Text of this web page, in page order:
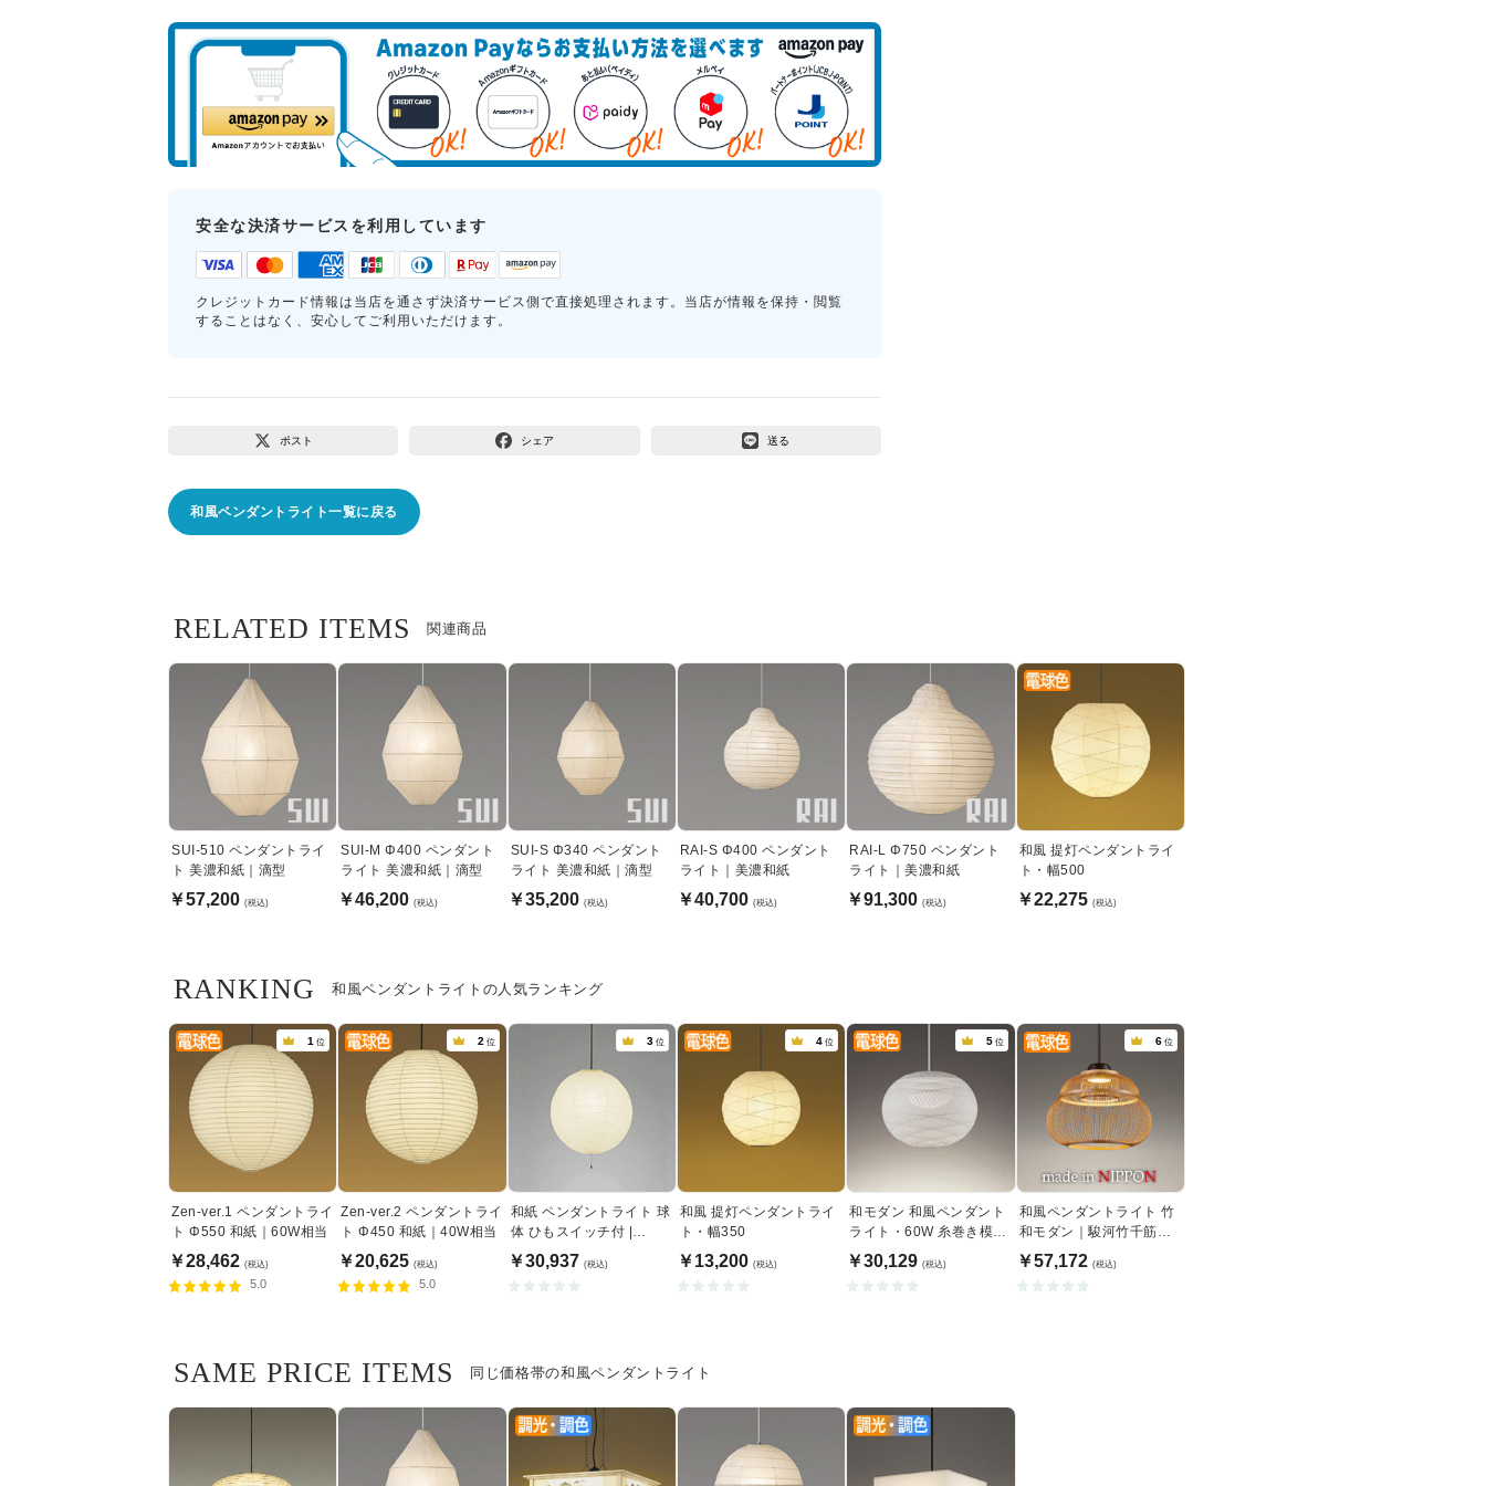
安全な決済サービスを利用しています
クレジットカード情報は当店を通さず決済サービス側で直接処理されます。当店が情報を保持・閲覧
することはなく、安心してご利用いただけます。
ポスト シェア 送る
和風ペンダントライト一覧に戻る
関連商品
RELATED ITEMS
SUI-510 ペンダントライ
ト 美濃和紙｜滴型
￥57,200 (税込)
SUI-M Φ400 ペンダント
ライト 美濃和紙｜滴型
￥46,200 (税込)
SUI-S Φ340 ペンダント
ライト 美濃和紙｜滴型
￥35,200 (税込)
RAI-S Φ400 ペンダント
ライト｜美濃和紙
￥40,700 (税込)
RAI-L Φ750 ペンダント
ライト｜美濃和紙
￥91,300 (税込)
和風 提灯ペンダントライ
ト・幅500
￥22,275 (税込)
和風ペンダントライトの人気ランキング
RANKING
1 位
Zen-ver.1 ペンダントライ
ト Φ550 和紙｜60W相当
￥28,462 (税込)
5.0
2 位
Zen-ver.2 ペンダントライ
ト Φ450 和紙｜40W相当
￥20,625 (税込)
5.0
3 位
和紙 ペンダントライト 球
体 ひもスイッチ付 |
200W相当・黒コード
￥30,937 (税込)
4 位
和風 提灯ペンダントライ
ト・幅350
￥13,200 (税込)
5 位
和モダン 和風ペンダント
ライト・60W 糸巻き模様
｜傾斜天井対応
￥30,129 (税込)
6 位
和風ペンダントライト 竹
和モダン｜駿河竹千筋細
工
￥57,172 (税込)
同じ価格帯の和風ペンダントライト
SAME PRICE ITEMS